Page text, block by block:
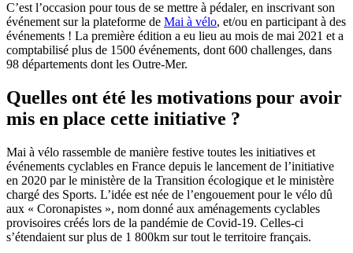
C’est l’occasion pour tous de se mettre à pédaler, en inscrivant son
événement sur la plateforme de Mai à vélo, et/ou en participant à des
événements ! La première édition a eu lieu au mois de mai 2021 et a
comptabilisé plus de 1500 événements, dont 600 challenges, dans
98 départements dont les Outre-Mer.
Quelles ont été les motivations pour avoir
mis en place cette initiative ?
Mai à vélo rassemble de manière festive toutes les initiatives et
événements cyclables en France depuis le lancement de l’initiative
en 2020 par le ministère de la Transition écologique et le ministère
chargé des Sports. L’idée est née de l’engouement pour le vélo dû
aux « Coronapistes », nom donné aux aménagements cyclables
provisoires créés lors de la pandémie de Covid-19. Celles-ci
s’étendaient sur plus de 1 800km sur tout le territoire français.